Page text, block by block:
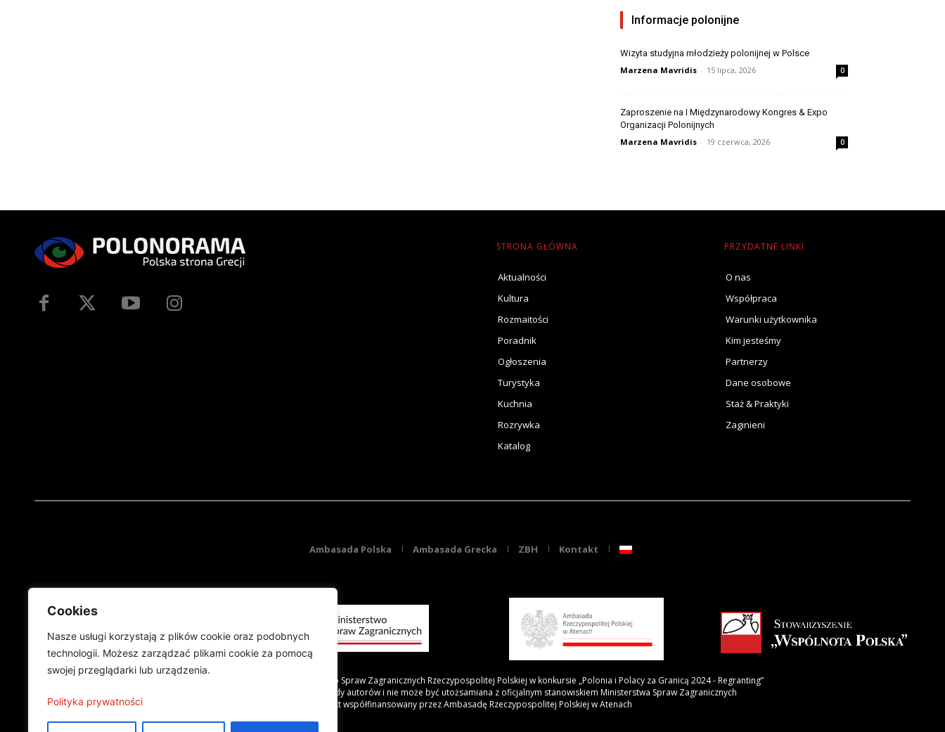
Cookies
Nasze usługi korzystają z plików cookie oraz podobnych
technologii. Możesz zarządzać plikami cookie za pomocą
swojej przeglądarki lub urządzenia.
Polityka prywatności
Informacje polonijne
Wizyta studyjna młodzieży polonijnej w Polsce
Marzena Mavridis - 15 lipca, 2026 0
Zaproszenie na I Międzynarodowy Kongres & Expo
Organizacji Polonijnych
Marzena Mavridis - 19 czerwca, 2026 0
STRONA GŁÓWNA
Aktualności
Kultura
Rozmaitości
Poradnik
Ogłoszenia
Turystyka
Kuchnia
Rozrywka
Katalog
PRZYDATNE LINKI
O nas
Współpraca
Warunki użytkownika
Kim jesteśmy
Partnerzy
Dane osobowe
Staż & Praktyki
Zaginieni
Ambasada Polska Ambasada Grecka ZBH Kontakt
Projekt finansowany przez Ministerstwo Spraw Zagranicznych Rzeczypospolitej Polskiej w konkursie „Polonia i Polacy za Granicą 2024 - Regranting”
Publikacja wyraża jedynie poglądy autorów i nie może być utożsamiana z oficjalnym stanowiskiem Ministerstwa Spraw Zagranicznych
Projekt współfinansowany przez Ambasadę Rzeczypospolitej Polskiej w Atenach